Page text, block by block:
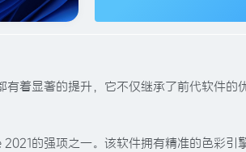
着显著的提升，它不仅继承了前代软件的
的强项之一。该软件拥有精准的色彩引